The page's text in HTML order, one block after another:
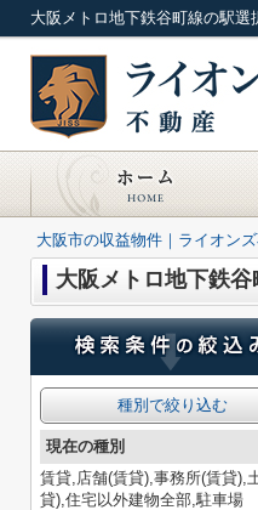
大阪メトロ地下鉄谷町線の駅
大阪市の収益物件｜ライオン
大阪メトロ地下鉄
種別で絞り込む
現在の種別
賃貸,店舗(賃貸),事務所(賃貸),
貸),住宅以外建物全部,駐車場